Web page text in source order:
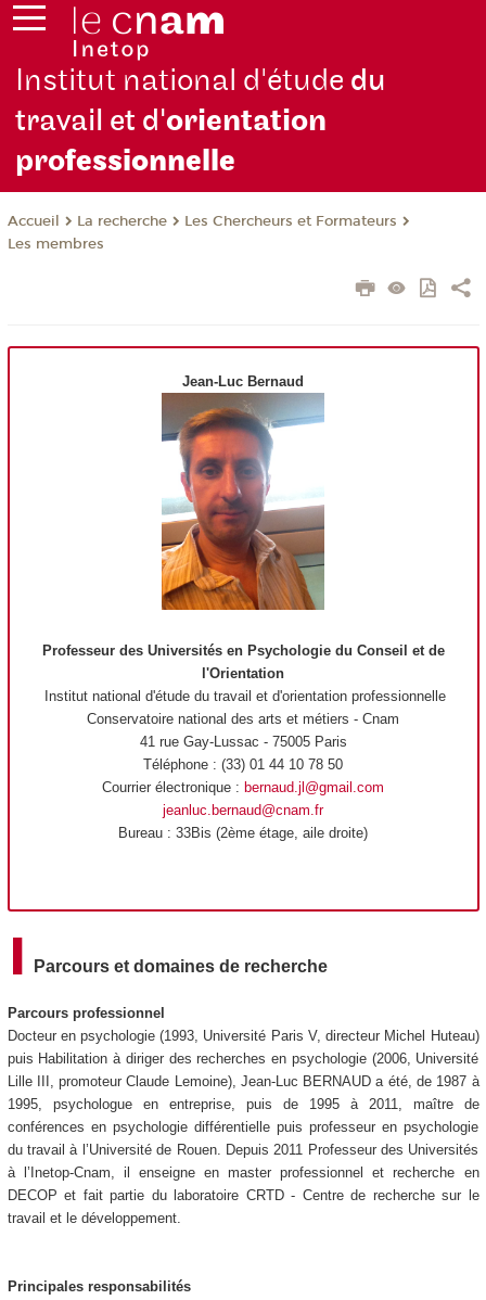
Institut national d'étude du
travail et d'orientation
professionnelle
Accueil La recherche
Les Chercheurs et Formateurs
Les membres
Jean-Luc Bernaud
Professeur des Universités en Psychologie du Conseil et de
l'Orientation
Institut national d'étude du travail et d'orientation professionnelle
Conservatoire national des arts et métiers - Cnam
41 rue Gay-Lussac - 75005 Paris
Téléphone : (33) 01 44 10 78 50
Courrier électronique : bernaud.jl@gmail.com
jeanluc.bernaud@cnam.fr
Bureau : 33Bis (2ème étage, aile droite)
Parcours et domaines de recherche
Parcours professionnel
Docteur en psychologie (1993, Université Paris V, directeur Michel Huteau)
puis Habilitation à diriger des recherches en psychologie (2006, Université
Lille III, promoteur Claude Lemoine), Jean-Luc BERNAUD a été, de 1987 à
1995, psychologue en entreprise, puis de 1995 à 2011, maître de
conférences en psychologie différentielle puis professeur en psychologie
du travail à l’Université de Rouen. Depuis 2011 Professeur des Universités
à l’Inetop-Cnam, il enseigne en master professionnel et recherche en
DECOP et fait partie du laboratoire CRTD - Centre de recherche sur le
travail et le développement.
Principales responsabilités